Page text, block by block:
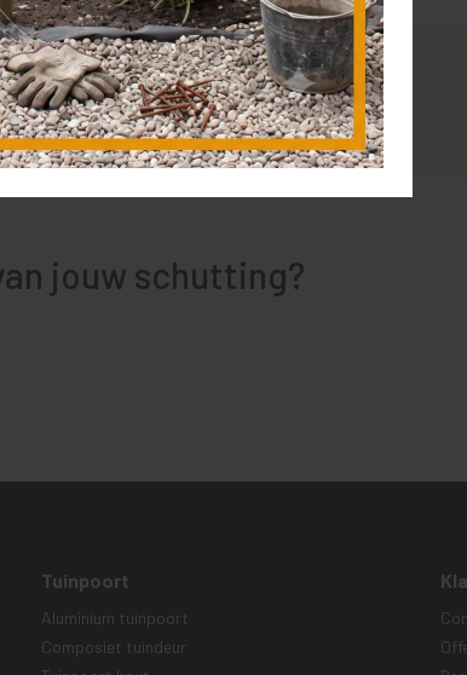
jouw schutting?
Tuinpoort
Aluminium tuinpoort
Composiet tuindeur